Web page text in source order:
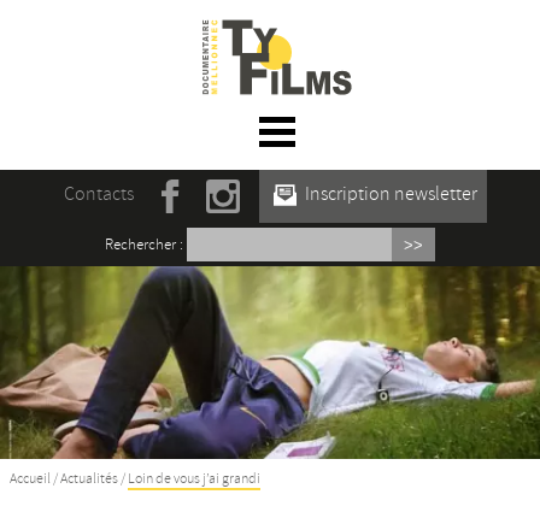
☰ Menu
Accueil
Actualités
L’association
Rencontres du film documentaire de
Mellionnec
Projections
Se former
Contacts Inscription newsletter
Rechercher :
Accueil /Actualités / Loin de vous j’ai grandi